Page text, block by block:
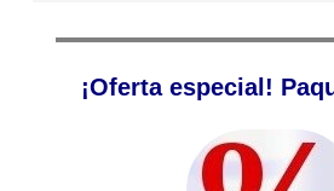
¡Oferta especial!